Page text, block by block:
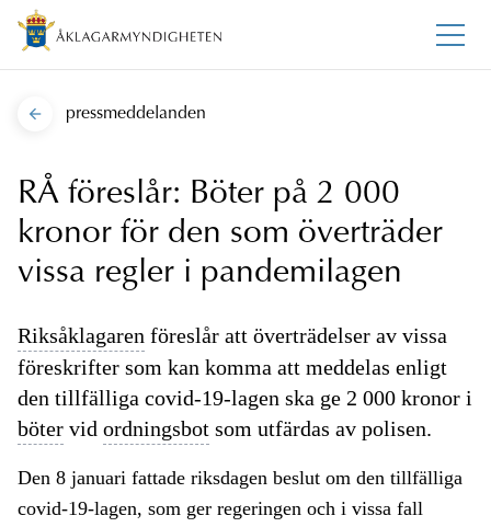
pressmeddelanden
RÅ föreslår: Böter på 2 000
kronor för den som överträder
vissa regler i pandemilagen
Riksåklagaren föreslår att överträdelser av vissa
föreskrifter som kan komma att meddelas enligt
den tillfälliga covid-19-lagen ska ge 2 000 kronor i
böter vid ordningsbot som utfärdas av polisen.
Den 8 januari fattade riksdagen beslut om den tillfälliga
covid-19-lagen, som ger regeringen och i vissa fall